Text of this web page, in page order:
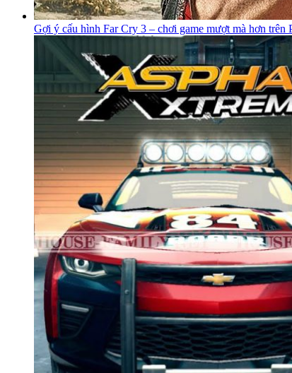
Gợi ý cấu hình Far Cry 3 – chơi game mượt mà hơn trên